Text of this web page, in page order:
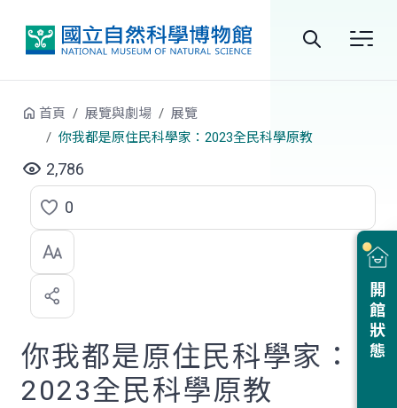
搜
開館狀態
首頁 展覽與劇場
展覽
你我都是原住民科學家：2023全民科學原教
2,786
點
選
喜
歡
0
你我都是原住民科學家：
2023全民科學原教